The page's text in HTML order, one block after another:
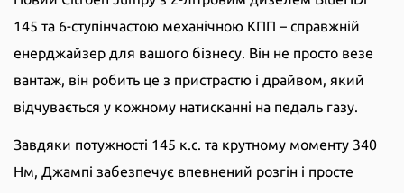
145 та 6-ступінчастою механічною КПП – справжній
енерджайзер для вашого бізнесу. Він не просто везе
вантаж, він робить це з пристрастю і драйвом, який
відчувається у кожному натисканні на педаль газу.
Завдяки потужності 145 к.с. та крутному моменту 340
Нм, Джампі забезпечує впевнений розгін і просте